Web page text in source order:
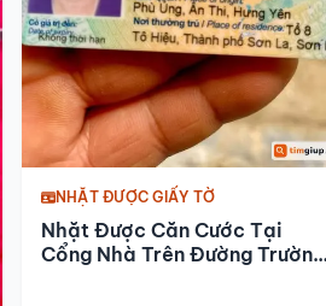
NHẶT ĐƯỢC GIẤY TỜ
Nhặt Được Căn Cước Tại
Cổng Nhà Trên Đường Trường